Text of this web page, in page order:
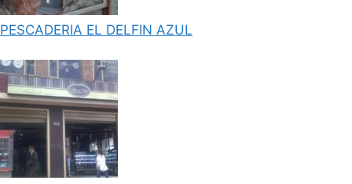
PESCADERIA EL DELFIN AZUL